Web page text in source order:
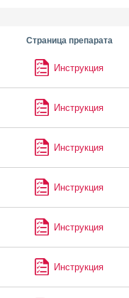
Страница препарата
Инструкция
Инструкция
Инструкция
Инструкция
Инструкция
Инструкция